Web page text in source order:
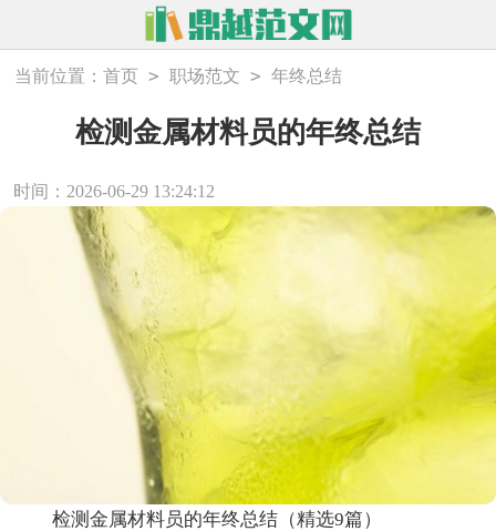
当前位置：首页 > 职场范文 > 年终总结
检测金属材料员的年终总结
时间：2026-06-29 13:24:12
检测金属材料员的年终总结（精选9篇）